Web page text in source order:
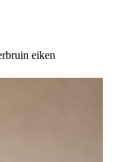
eiken